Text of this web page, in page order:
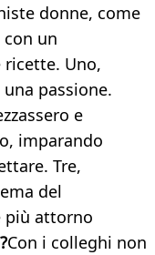
donne, come
un
ricette. Uno,
passione.
e
imparando
Tre,
del
più attorno
Con i colleghi non